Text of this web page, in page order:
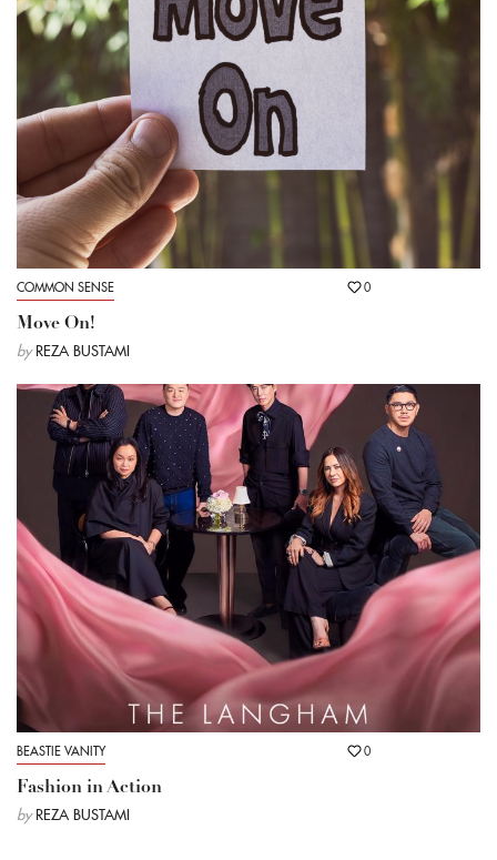
COMMON SENSE 0
Move On!
by REZA BUSTAMI
BEASTIE VANITY 0
Fashion in Action
by REZA BUSTAMI